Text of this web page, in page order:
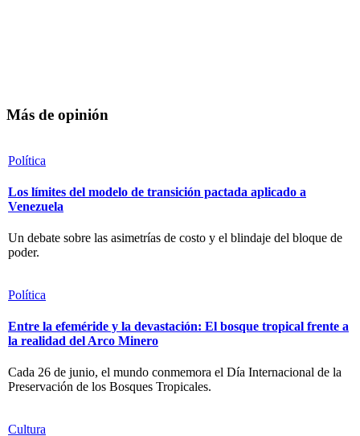
Más de opinión
Política
Los límites del modelo de transición pactada aplicado a
Venezuela
Un debate sobre las asimetrías de costo y el blindaje del bloque de
poder.
Política
Entre la efeméride y la devastación: El bosque tropical frente a
la realidad del Arco Minero
Cada 26 de junio, el mundo conmemora el Día Internacional de la
Preservación de los Bosques Tropicales.
Cultura